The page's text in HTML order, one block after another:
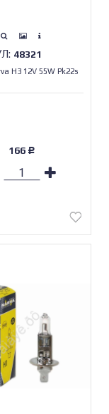
48321
H3 12V 55W Pk22s
166 Р